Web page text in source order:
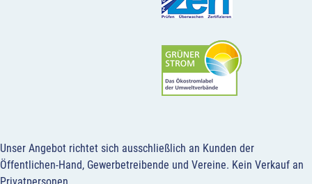
Unser Angebot richtet sich ausschließlich an Kunden der
Öffentlichen-Hand, Gewerbetreibende und Vereine. Kein Verkauf an